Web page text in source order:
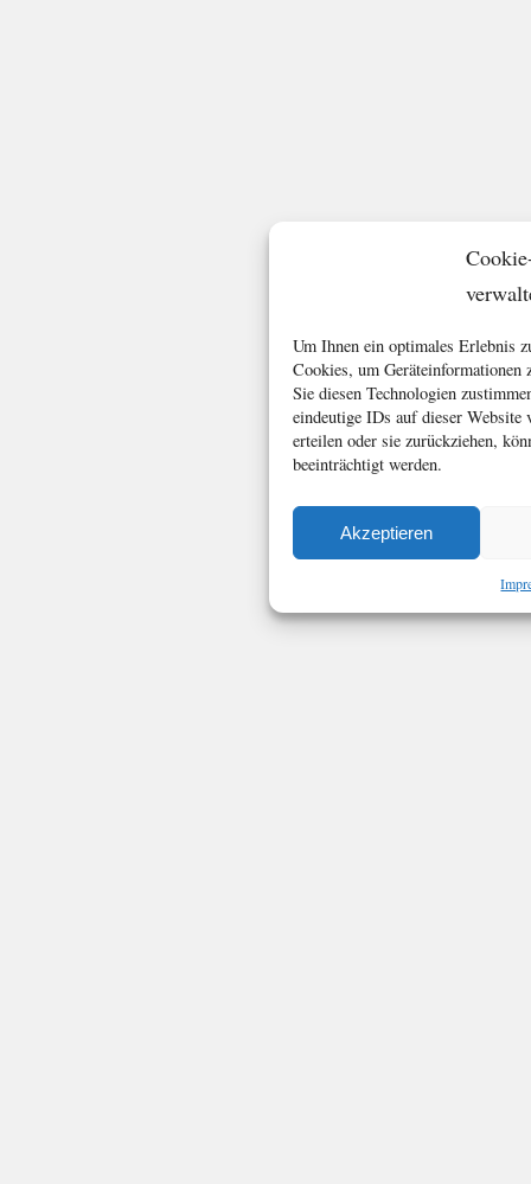
Um Ihnen ein optimales Erlebnis
Cookies, um Geräteinformationen
Sie diesen Technologien
eindeutige IDs auf dieser
erteilen oder sie zurückziehen,
beeinträchtigt werden.
Akzeptieren